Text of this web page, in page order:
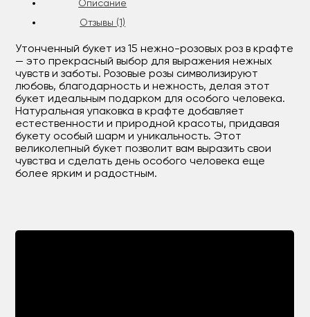
Описание
Отзывы (1)
Утонченный букет из 15 нежно-розовых роз в крафте
— это прекрасный выбор для выражения нежных
чувств и заботы. Розовые розы символизируют
любовь, благодарность и нежность, делая этот
букет идеальным подарком для особого человека.
Натуральная упаковка в крафте добавляет
естественности и природной красоты, придавая
букету особый шарм и уникальность. Этот
великолепный букет позволит вам выразить свои
чувства и сделать день особого человека еще
более ярким и радостным.